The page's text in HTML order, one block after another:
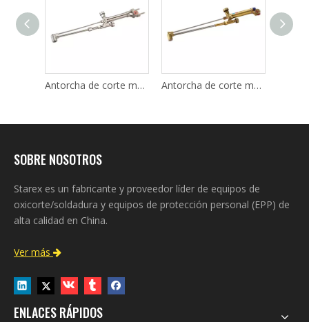
Antorcha de corte manual Honōmaru tipo H Soplete de corte recto Oxweld económico 1614
SOBRE NOSOTROS
Starex es un fabricante y proveedor líder de equipos de
oxicorte/soldadura y equipos de protección personal (EPP) de
alta calidad en China.
Ver más 
ENLACES RÁPIDOS